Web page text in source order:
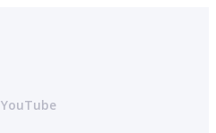
YouTube